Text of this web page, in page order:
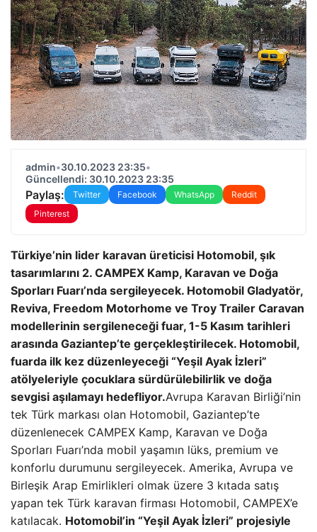
admin•30.10.2023 23:35•
Güncellendi: 30.10.2023 23:35
Paylaş: Twitter Facebook WhatsApp
Reddit
Pinterest
Türkiye’nin lider karavan üreticisi Hotomobil, şık
tasarımlarını 2. CAMPEX Kamp, Karavan ve Doğa
Sporları Fuarı’nda sergileyecek. Hotomobil Gladyatör,
Reviva, Freedom Motorhome ve Troy Trailer Caravan
modellerinin sergileneceği fuar, 1-5 Kasım tarihleri ​​
arasında Gaziantep’te gerçekleştirilecek. Hotomobil,
fuarda ilk kez düzenleyeceği “Yeşil Ayak İzleri”
atölyeleriyle çocuklara sürdürülebilirlik ve doğa
sevgisi aşılamayı hedefliyor.Avrupa Karavan Birliği’nin
tek Türk markası olan Hotomobil, Gaziantep’te
düzenlenecek CAMPEX Kamp, Karavan ve Doğa
Sporları Fuarı’nda mobil yaşamın lüks, premium ve
konforlu durumunu sergileyecek. Amerika, Avrupa ve
Birleşik Arap Emirlikleri olmak üzere 3 kıtada satış
yapan tek Türk karavan firması Hotomobil, CAMPEX’e
katılacak. Hotomobil’in “Yeşil Ayak İzleri” projesiyle